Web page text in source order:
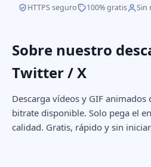
HTTPS seguro 100% gratis Sin
Sobre nuestro
Twitter / X
Descarga vídeos y GIF
bitrate disponible. Solo pega el
calidad. Gratis, rápido y sin